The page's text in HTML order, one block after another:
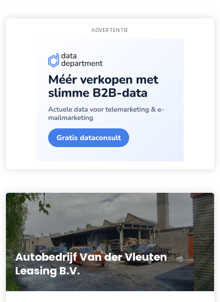
ADVERTENTIE
Autobedrijf Van der Vleuten
Leasing B.V.